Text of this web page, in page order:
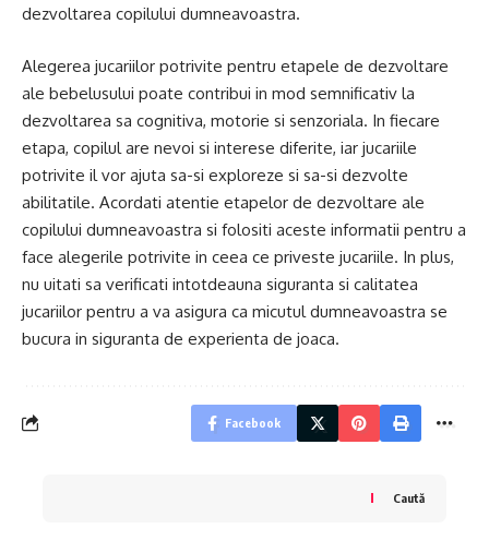
dezvoltarea copilului dumneavoastra.
Alegerea jucariilor potrivite pentru etapele de dezvoltare
ale bebelusului poate contribui in mod semnificativ la
dezvoltarea sa cognitiva, motorie si senzoriala. In fiecare
etapa, copilul are nevoi si interese diferite, iar jucariile
potrivite il vor ajuta sa-si exploreze si sa-si dezvolte
abilitatile. Acordati atentie etapelor de dezvoltare ale
copilului dumneavoastra si folositi aceste informatii pentru a
face alegerile potrivite in ceea ce priveste jucariile. In plus,
nu uitati sa verificati intotdeauna siguranta si calitatea
jucariilor pentru a va asigura ca micutul dumneavoastra se
bucura in siguranta de experienta de joaca.
Facebook
Caută